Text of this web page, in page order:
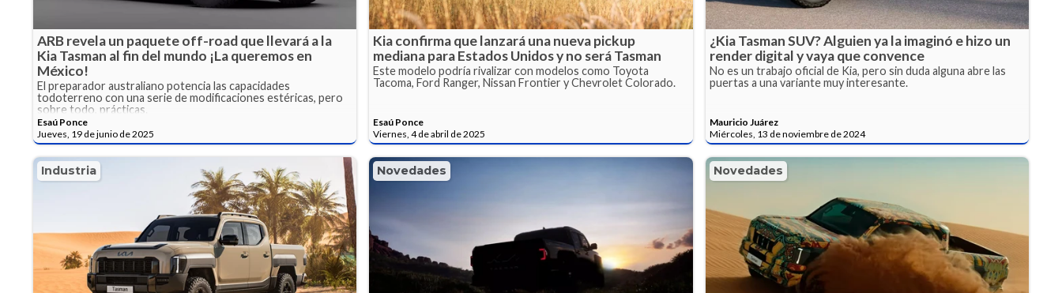
ARB revela un paquete off-road que llevará a la
Kia Tasman al fin del mundo ¡La queremos en
México!
El preparador australiano potencia las capacidades
todoterreno con una serie de modificaciones estéricas, pero
sobre todo, prácticas.
Esaú Ponce
Jueves, 19 de junio de 2025
Kia confirma que lanzará una nueva pickup
mediana para Estados Unidos y no será Tasman
Este modelo podría rivalizar con modelos como Toyota
Tacoma, Ford Ranger, Nissan Frontier y Chevrolet Colorado.
Esaú Ponce
Viernes, 4 de abril de 2025
¿Kia Tasman SUV? Alguien ya la imaginó e hizo un
render digital y vaya que convence
No es un trabajo oficial de Kia, pero sin duda alguna abre las
puertas a una variante muy interesante.
Mauricio Juárez
Miércoles, 13 de noviembre de 2024
Industria Novedades Novedades